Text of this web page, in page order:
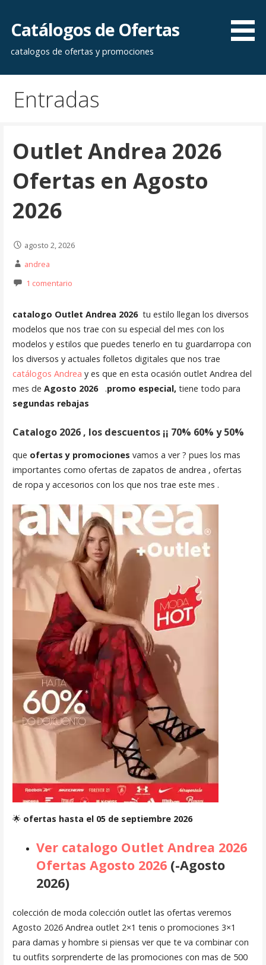
contenido
Catálogos de Ofertas
catalogos de ofertas y promociones
Entradas
Outlet Andrea 2026
Ofertas en Agosto
2026
agosto 2, 2026
andrea
1 comentario
catalogo Outlet Andrea 2026 tu estilo llegan los diversos
modelos que nos trae con su especial del mes con los
modelos y estilos que puedes tenerlo en tu guardarropa con
los diversos y actuales folletos digitales que nos trae
catálogos Andrea y es que en esta ocasión outlet Andrea del
mes de Agosto 2026 .promo especial,tiene todo para
segundas rebajas
Catalogo 2026 , los descuentos ¡¡ 70% 60% y 50%
que ofertas y promociones vamos a ver ? pues los mas
importantes como ofertas de zapatos de andrea , ofertas
de ropa y accesorios con los que nos trae este mes .
🌟 ofertas hasta el 05 de septiembre 2026
Ver catalogo Outlet Andrea 2026
Ofertas Agosto 2026(-Agosto
2026)
colección de moda colección outlet las ofertas veremos
Agosto 2026 Andrea outlet 2×1 tenis o promociones 3×1
para damas y hombre si piensas ver que te va combinar con
tu outfits sorprenderte de las promociones con mas de 500